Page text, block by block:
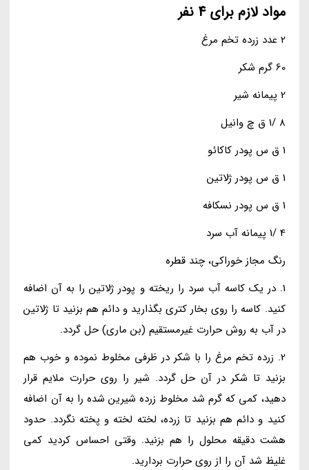
مواد لازم برای 4 نفر
2 عدد زرده تخم مرغ
60 گرم شکر
2 پیمانه شیر
8 /1 ق چ وانیل
1 ق س پودر کاکائو
1 ق س پودر ژلاتین
1 ق س پودر نسکافه
4 /1 پیمانه آب سرد
رنگ مجاز خوراکی، چند قطره
1. در یک کاسه آب سرد را ریخته و پودر ژلاتین را به آن اضافه
کنید. کاسه را روی بخار کتری بگذارید و دائم هم بزنید تا ژلاتین
در آب به روش حرارت غیرمستقیم (بن ماری) حل گردد.
2. زرده تخم مرغ را با شکر در ظرفی مخلوط نموده و خوب هم
بزنید تا شکر در آن حل گردد. شیر را روی حرارت ملایم قرار
دهید، کمی که گرم شد مخلوط زرده شیرین شده را به آن اضافه
کنید و دائم هم بزنید تا زرده، لخته لخته و پخته نگردد. حدود
هشت دقیقه محلول را هم بزنید. وقتی احساس کردید کمی
غلیظ شد آن را از روی حرارت بردارید.